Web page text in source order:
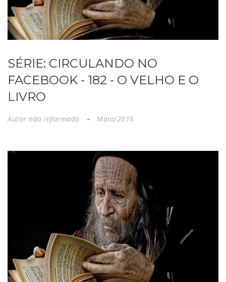
SÉRIE: CIRCULANDO NO
FACEBOOK - 182 - O VELHO E O
LIVRO
Autor não informado Maio/2016